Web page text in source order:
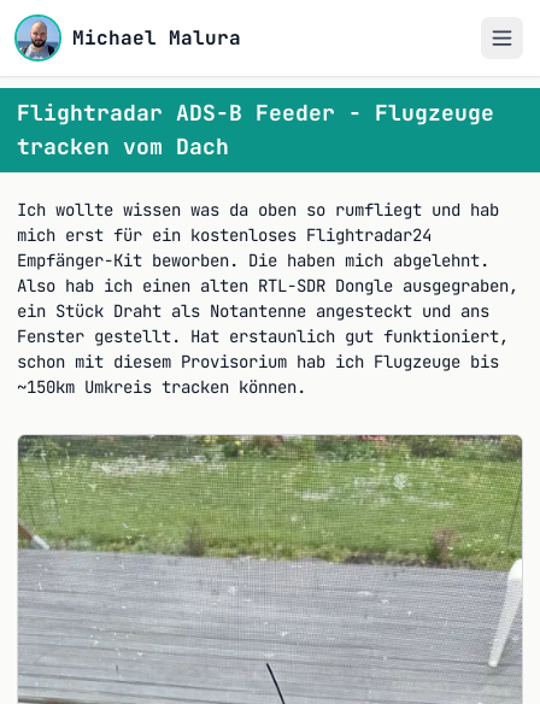
Michael Malura
Flightradar ADS-B Feeder - Flugzeuge
tracken vom Dach
Ich wollte wissen was da oben so rumfliegt und hab
mich erst für ein kostenloses Flightradar24
Empfänger-Kit beworben. Die haben mich abgelehnt.
Also hab ich einen alten RTL-SDR Dongle ausgegraben,
ein Stück Draht als Notantenne angesteckt und ans
Fenster gestellt. Hat erstaunlich gut funktioniert,
schon mit diesem Provisorium hab ich Flugzeuge bis
~150km Umkreis tracken können.